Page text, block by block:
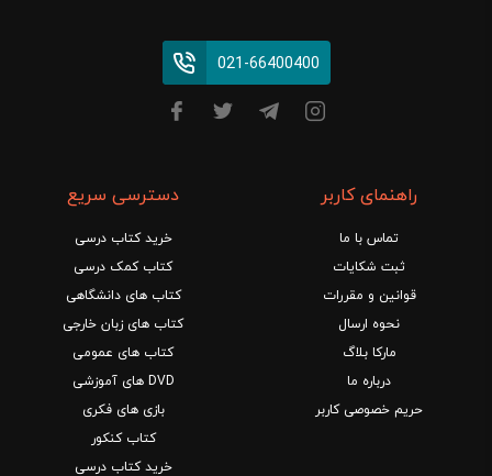
021-66400400
راهنمای کاربر
تماس با ما
ثبت شکایات
قوانین و مقررات
نحوه ارسال
مارکا بلاگ
درباره ما
حریم خصوصی کاربر
دسترسی سریع
خرید کتاب درسی
کتاب کمک درسی
کتاب های دانشگاهی
کتاب های زبان خارجی
کتاب های عمومی
DVD های آموزشی
بازی های فکری
کتاب کنکور
خرید کتاب درسی